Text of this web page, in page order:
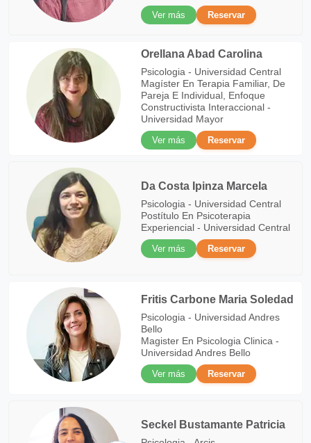
Ver más
Reservar
Orellana Abad Carolina
Psicologia - Universidad Central
Magíster En Terapia Familiar, De
Pareja E Individual, Enfoque
Constructivista Interaccional -
Universidad Mayor
Ver más
Reservar
Da Costa Ipinza Marcela
Psicologia - Universidad Central
Postítulo En Psicoterapia
Experiencial - Universidad Central
Ver más
Reservar
Fritis Carbone Maria Soledad
Psicologia - Universidad Andres
Bello
Magister En Psicologia Clinica -
Universidad Andres Bello
Ver más
Reservar
Seckel Bustamante Patricia